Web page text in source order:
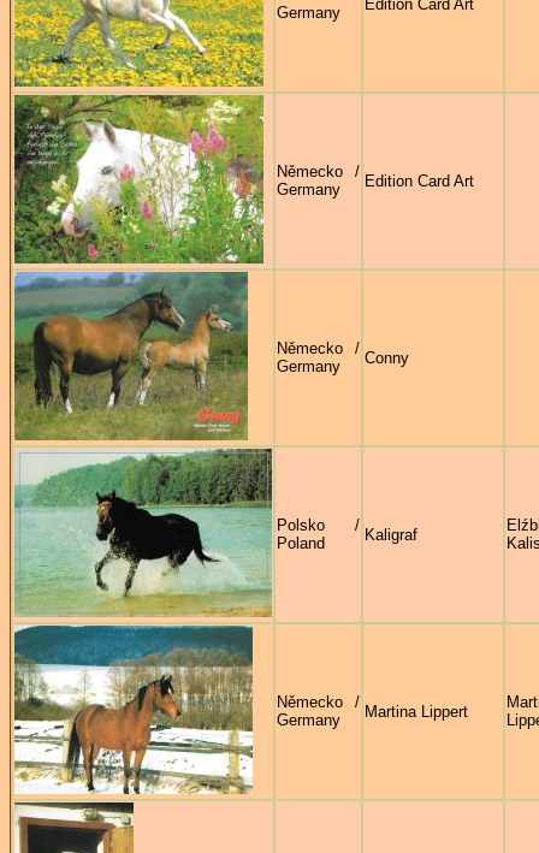
Germany
Edition Card Art
Německo /
Germany
Edition Card Art
Německo /
Germany
Conny
Polsko /
Poland
Kaligraf
Německo /
Germany
Martina Lippert